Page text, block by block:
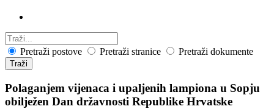
Pretraži postove Pretraži stranice Pretraži dokumente
Traži
Polaganjem vijenaca i upaljenih lampiona u Sopju
obilježen Dan državnosti Republike Hrvatske